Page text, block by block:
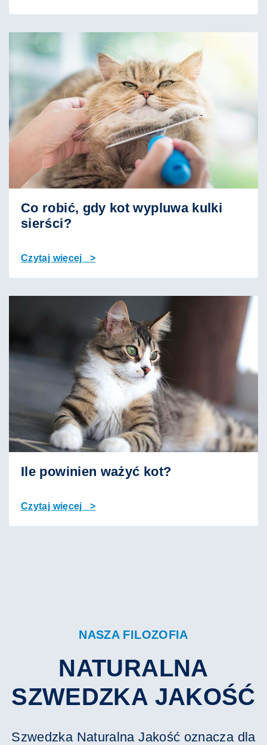
Co robić, gdy kot wypluwa kulki
sierści?
Czytaj więcej >
Ile powinien ważyć kot?
Czytaj więcej >
NASZA FILOZOFIA
NATURALNA
SZWEDZKA JAKOŚĆ
Szwedzka Naturalna Jakość oznacza dla